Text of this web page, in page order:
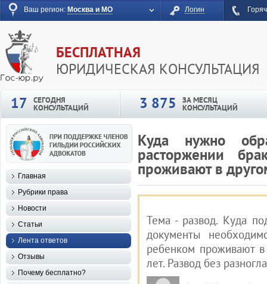
Ваш регион: Москва и МО Логин
БЕСПЛАТНАЯ
ЮРИДИЧЕСКАЯ КОНСУЛЬТАЦИЯ
17
СЕГОДНЯ
КОНСУЛЬТАЦИЙ 3 875 ЗА МЕСЯЦ
КОНСУЛЬТАЦИЙ
Куда нужно
расторжении
проживают в
Тема - развод. Куда
документы
ребенком проживают
лет. Развод без
Главная
Рубрики права
Новости
Статьи
Лента ответов
Отзывы
Почему бесплатно?